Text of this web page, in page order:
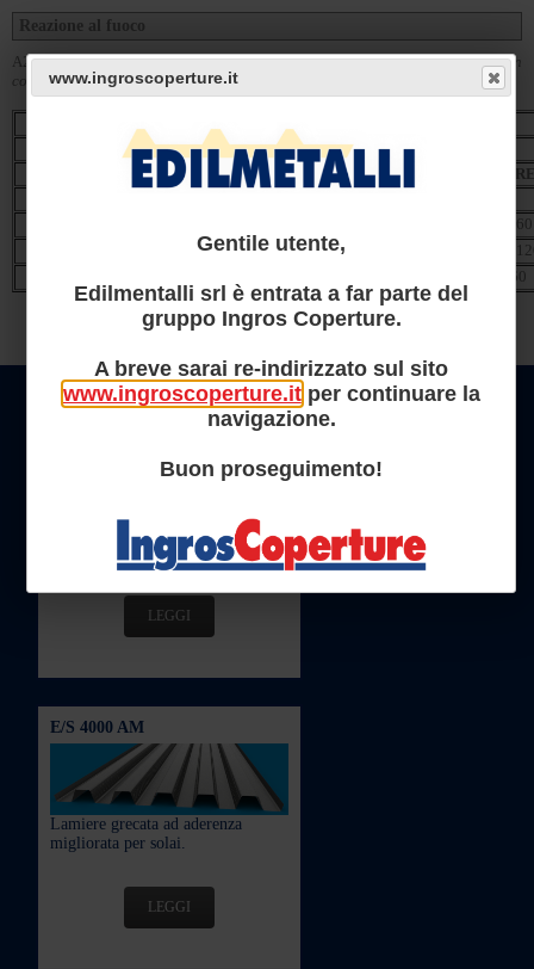
Reazione al fuoco
A2,s1-d0- su pannello normalenon microforato, la microforatura non
consente questa classificazione.
fibre minerali ad alta densità
MODELLO / MODEL
SPESSORE / THICKNESS
RISULTATO /
EI90 / EI60
100
EI180 /
EI45-E60
PRODOTTI IN PRIMO PIANO
Lamiera grecata parete e copertura.
LEGGI
E/S 4000 AM
Lamiere grecata ad aderenza
migliorata per solai.
LEGGI
www.ingroscoperture.it
Gentile utente,
Edilmentalli srl è entrata a far parte del
gruppo Ingros Coperture.
A breve sarai re-indirizzato sul sito
www.ingroscoperture.itper continuare la
navigazione.
Buon proseguimento!